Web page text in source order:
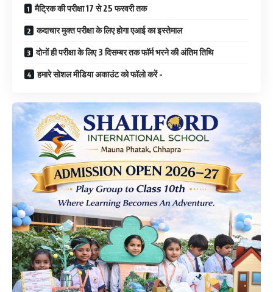
मैट्रिक की परीक्षा 17 से 25 फरवरी तक
कदाचार मुक्त परीक्षा के लिए होगा एआई का इस्तेमाल
दोनों ही परीक्षा के लिए 3 दिसम्बर तक फॉर्म भरने की अंतिम तिथि
हमारे सोशल मीडिया अकाउंट को फॉलो करें -